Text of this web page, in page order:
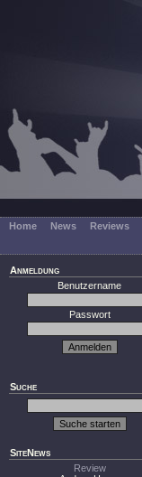
Home News Reviews
Anmeldung
Benutzername
Passwort
Suche
SiteNews
Review